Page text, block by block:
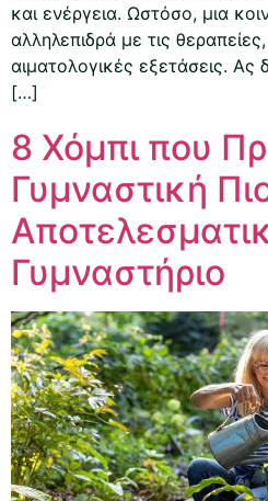
και ενέργεια. Ωστόσο, μια
αλληλεπιδρά με τις
αιματολογικές εξετάσεις. Ας
[…]
8 Χόμπι που
Γυμναστική
Γυμναστήριο